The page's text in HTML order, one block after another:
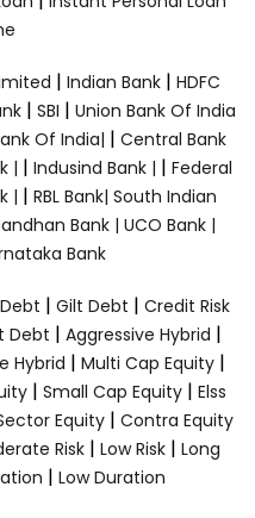
| Indian Bank | HDFC
| SBI | Union Bank Of India
Of India| | Central Bank
| | Indusind Bank | | Federal
| | RBL Bank| South Indian
Bank | UCO Bank |
Bank
| Gilt Debt | Credit Risk
Debt | Aggressive Hybrid |
Hybrid | Multi Cap Equity |
| Small Cap Equity | Elss
Equity | Contra Equity
Risk | Low Risk | Long
| Low Duration